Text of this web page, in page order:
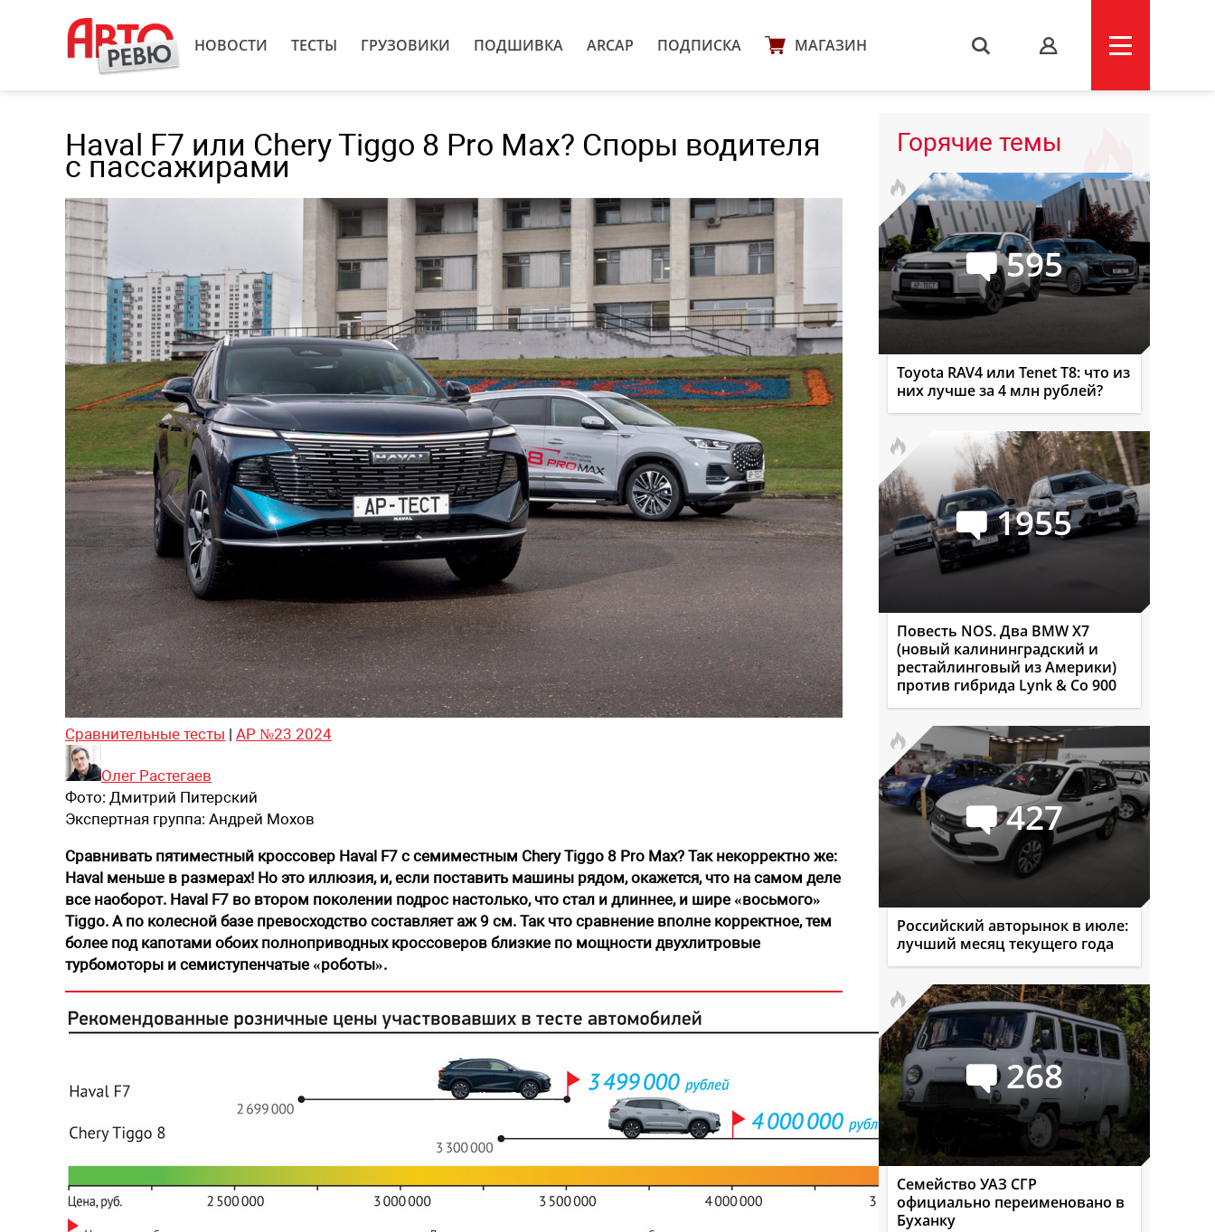
НОВОСТИ ТЕСТЫ ГРУЗОВИКИ ПОДШИВКА ARCAP ПОДПИСКА МАГАЗИН s
Haval F7 или Chery Tiggo 8 Pro Max? Споры водителя
с пассажирами
Сравнительные тесты | АР №23 2024
Олег Растегаев
Фото: Дмитрий Питерский
Экспертная группа: Андрей Мохов
Сравнивать пятиместный кроссовер Haval F7 с семиместным Chery Tiggo 8 Pro Max? Так некорректно же:
Haval меньше в размерах! Но это иллюзия, и, если поставить машины рядом, окажется, что на самом деле
все наоборот. Haval F7 во втором поколении подрос настолько, что стал и длиннее, и шире «восьмого»
Tiggo. А по колесной базе превосходство составляет аж 9 см. Так что сравнение вполне корректное, тем
более под капотами обоих полноприводных кроссоверов близкие по мощности двухлитровые
турбомоторы и семиступенчатые «роботы».
Горячие темы
595
Toyota RAV4 или Tenet T8: что из
них лучше за 4 млн рублей?
1955
Повесть NOS. Два BMW X7
(новый калининградский и
рестайлинговый из Америки)
против гибрида Lynk & Co 900
427
Российский авторынок в июле:
лучший месяц текущего года
268
Семейство УАЗ СГР
официально переименовано в
Буханку